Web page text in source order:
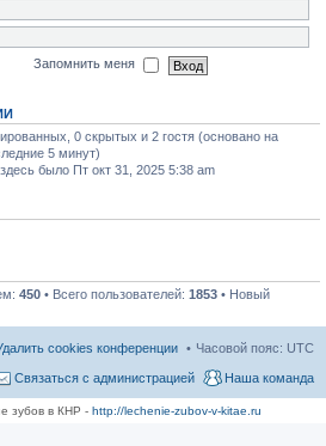
Запомнить меня
0 скрытых и 2 гостя (основано на
5 минут)
было Пт окт 31, 2025 5:38 am
450 • Всего пользователей: 1853 • Новый
Часовой пояс: UTC
cookies конференции
Наша команда
Связаться с администрацией
зубов в КНР - http://lechenie-zubov-v-kitae.ru